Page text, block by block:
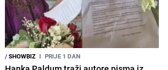
/SHOWBIZ I PRIJE 1 DAN